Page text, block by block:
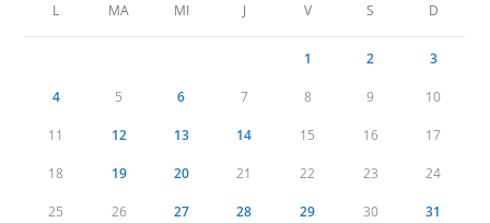
L MA MI J V S D
1 2 3
4 5 6 7 8 9 10
11 12 13 14 15 16 17
18 19 20 21 22 23 24
25 26 27 28 29 30 31